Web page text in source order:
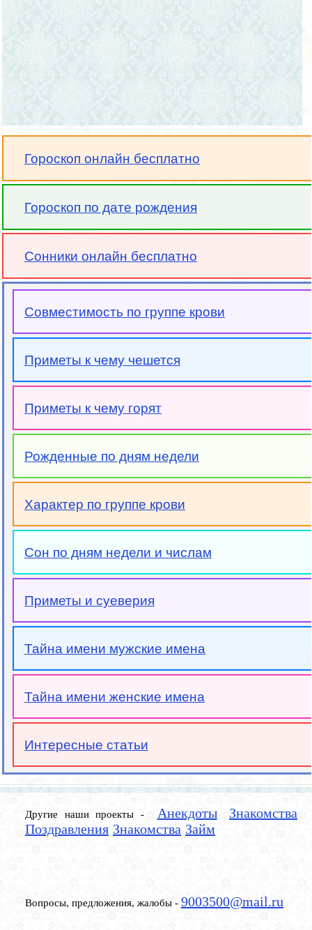
Гороскоп онлайн бесплатно
Гороскоп по дате рождения
Сонники онлайн бесплатно
Совместимость по группе крови
Приметы к чему чешется
Приметы к чему горят
Рожденные по дням недели
Характер по группе крови
Сон по дням недели и числам
Приметы и суеверия
Тайна имени мужские имена
Тайна имени женские имена
Интересные статьи
Другие наши проекты - Анекдоты
Знакомства
Поздравления Знакомства Займ
Вопросы, предложения, жалобы - 9003500@mail.ru